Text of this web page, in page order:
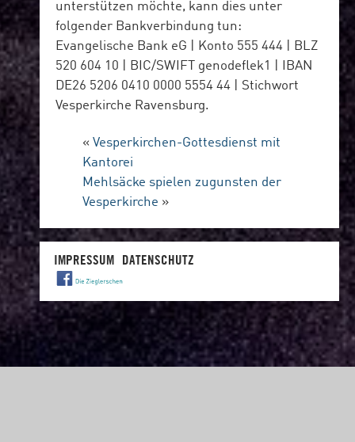
unterstützen möchte, kann dies unter
folgender Bankverbindung tun:
Evangelische Bank eG | Konto 555 444 | BLZ
520 604 10 | BIC/SWIFT genodeflek1 | IBAN
DE26 5206 0410 0000 5554 44 | Stichwort
Vesperkirche Ravensburg.
«Vesperkirchen-Gottesdienst mit
Kantorei
Mehlsäcke spielen zugunsten der
Vesperkirche »
IMPRESSUM DATENSCHUTZ